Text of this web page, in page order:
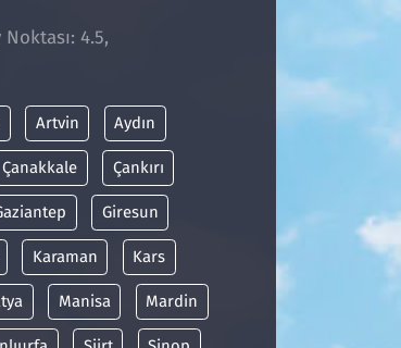
4.5,
Artvin Aydın
Çanakkale Çankırı
Giresun
Karaman Kars
Manisa Mardin